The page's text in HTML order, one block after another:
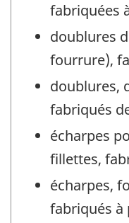
fabriquées
doublures
fourrure),
doublures,
fabriqués
écharpes
fillettes,
écharpes,
fabriqués à